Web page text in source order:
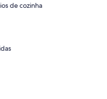
de cozinha